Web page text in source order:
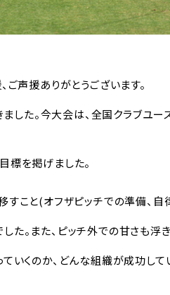
ご声援ありがとうございます。
した。今大会は、全国クラブユ
標を掲げました。
こと(オフザピッチでの準備、自
。また、ピッチ外での甘さも浮
いくのか、どんな組織が成功し